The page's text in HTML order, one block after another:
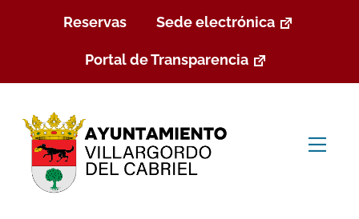
Reservas Sede electrónica
Portal de Transparencia